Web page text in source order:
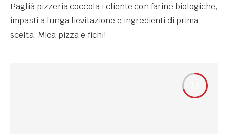
Paglià pizzeria coccola i cliente con farine biologiche,
impasti a lunga lievitazione e ingredienti di prima
scelta. Mica pizza e fichi!